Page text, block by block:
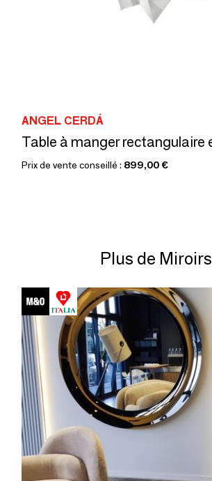
ANGEL CERDÁ
Prix de vente conseillé : 899,00 €
Plus de Miroirs